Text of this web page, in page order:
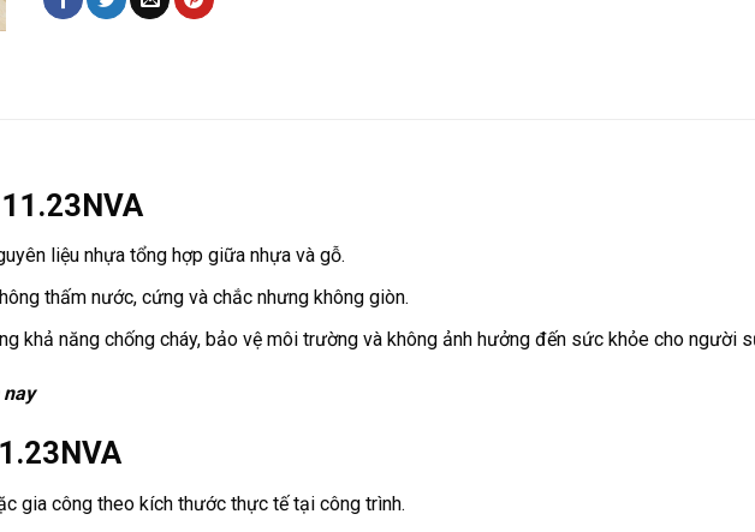
liệu nhựa tổng hợp giữa nhựa và gỗ.
thấm nước, cứng và chắc nhưng không giòn.
khả năng chống cháy, bảo vệ môi trường và không ảnh hưởng đến sức khỏe cho người
gia công theo kích thước thực tế tại công trình.